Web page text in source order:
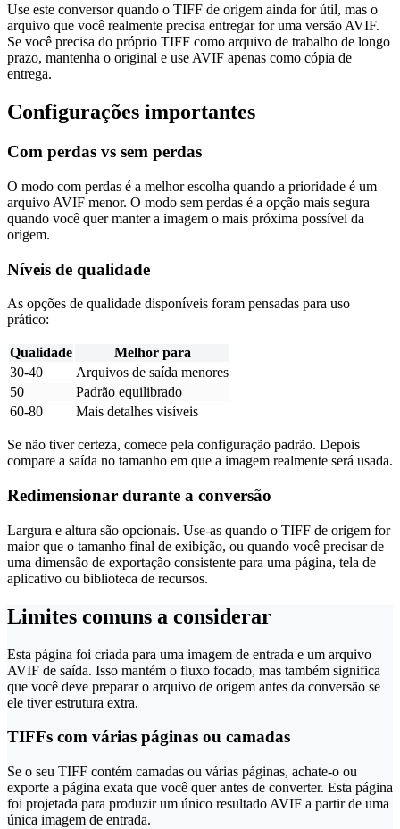
Use este conversor quando o TIFF de origem ainda for útil, mas o
arquivo que você realmente precisa entregar for uma versão AVIF.
Se você precisa do próprio TIFF como arquivo de trabalho de longo
prazo, mantenha o original e use AVIF apenas como cópia de
entrega.
Configurações importantes
Com perdas vs sem perdas
O modo com perdas é a melhor escolha quando a prioridade é um
arquivo AVIF menor. O modo sem perdas é a opção mais segura
quando você quer manter a imagem o mais próxima possível da
origem.
Níveis de qualidade
As opções de qualidade disponíveis foram pensadas para uso
prático:
Qualidade
Melhor para
30-40
Arquivos de saída menores
50
Padrão equilibrado
60-80
Mais detalhes visíveis
Se não tiver certeza, comece pela configuração padrão. Depois
compare a saída no tamanho em que a imagem realmente será usada.
Redimensionar durante a conversão
Largura e altura são opcionais. Use-as quando o TIFF de origem for
maior que o tamanho final de exibição, ou quando você precisar de
uma dimensão de exportação consistente para uma página, tela de
aplicativo ou biblioteca de recursos.
Limites comuns a considerar
Esta página foi criada para uma imagem de entrada e um arquivo
AVIF de saída. Isso mantém o fluxo focado, mas também significa
que você deve preparar o arquivo de origem antes da conversão se
ele tiver estrutura extra.
TIFFs com várias páginas ou camadas
Se o seu TIFF contém camadas ou várias páginas, achate-o ou
exporte a página exata que você quer antes de converter. Esta página
foi projetada para produzir um único resultado AVIF a partir de uma
única imagem de entrada.